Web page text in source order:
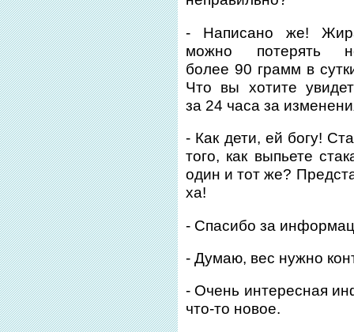
- Написано же!
можно потерять
более 90 грамм в
Что вы хотите
за 24 часа за
- Как дети, ей богу!
того, как выпьете
один и тот же?
ха!
- Спасибо за
- Думаю, вес нужно
- Очень интересная
что-то новое.